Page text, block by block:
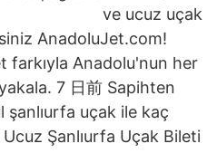
ve ucuz uçak
AnadoluJet.com!
farkıyla Anadolu'nun her
7 日前 Sapihten
şanlıurfa uçak ile kaç
Şanlıurfa Uçak Bileti